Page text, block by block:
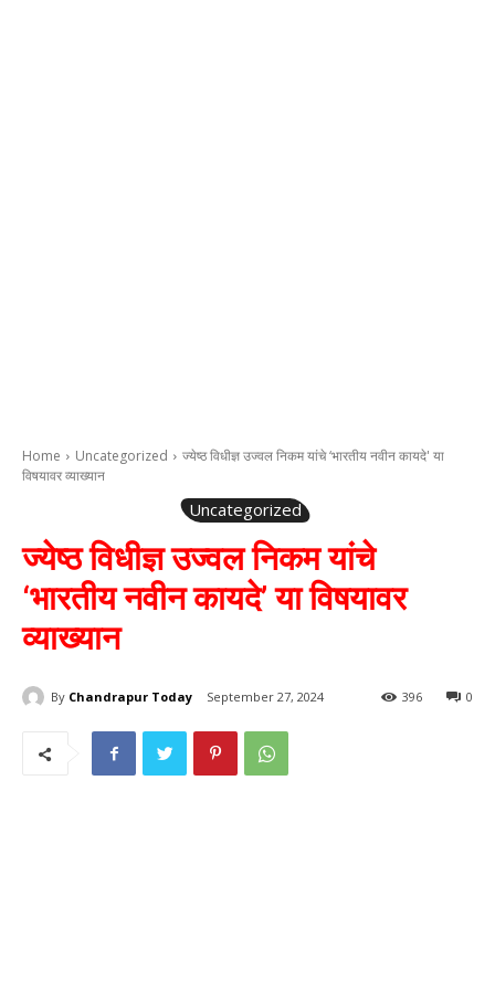
Home Uncategorized
ज्येष्ठ विधीज्ञ उज्वल निकम यांचे ‘भारतीय नवीन कायदे' या
विषयावर व्याख्यान
Uncategorized
ज्येष्ठ विधीज्ञ उज्वल निकम यांचे
‘भारतीय नवीन कायदे’ या विषयावर
व्याख्यान
By Chandrapur Today September 27, 2024 0
396